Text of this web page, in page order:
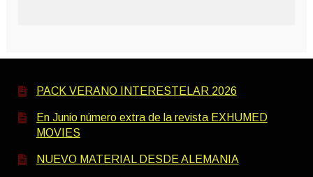
PACK VERANO INTERESTELAR 2026
En Junio número extra de la revista EXHUMED
MOVIES
NUEVO MATERIAL DESDE ALEMANIA